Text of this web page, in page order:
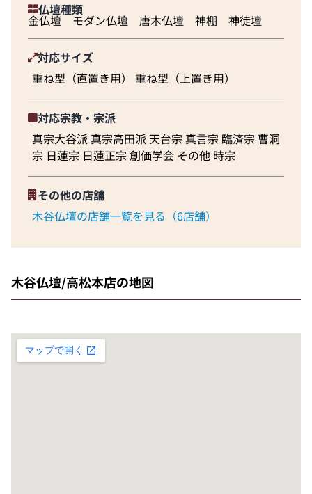
仏壇種類
金仏壇 モダン仏壇 唐木仏壇 神棚 神徒壇
対応サイズ
重ね型（直置き用） 重ね型（上置き用）
対応宗教・宗派
真宗大谷派 真宗高田派 天台宗 真言宗 臨済宗 曹洞
宗 日蓮宗 日蓮正宗 創価学会 その他 時宗
その他の店舗
木谷仏壇の店舗一覧を見る（6店舗）
木谷仏壇/高松本店の地図